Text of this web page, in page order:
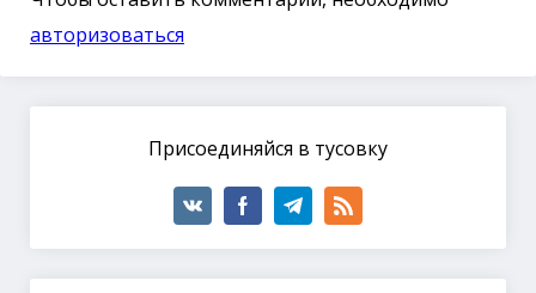
авторизоваться
Присоединяйся в тусовку